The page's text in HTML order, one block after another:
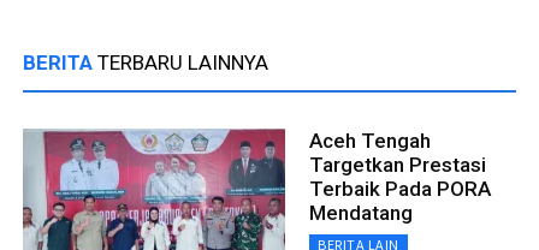
BERITA TERBARU LAINNYA
Aceh Tengah
Targetkan Prestasi
Terbaik Pada PORA
Mendatang
BERITA LAIN